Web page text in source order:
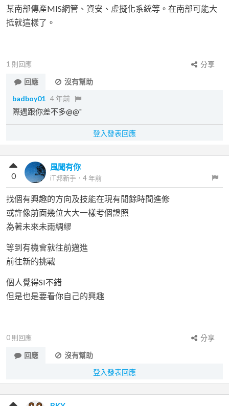
某南部傳產MIS網管、資安、虛擬化系統等。在南部可能大
抵就這樣了。
1 則回應
分享
回應
沒有幫助
badboy01 4 年前
際遇跟你差不多@@"
登入發表回應
風聞有你
iT邦新手 ． 4 年前
0
找個有興趣的方向及技能在現有閒餘時間進修
或許像前面幾位大大一樣考個證照
為著未來未雨綢繆
等到有機會就往前邁進
前往新的挑戰
個人覺得SI不錯
但是也是要看你自己的興趣
0 則回應
分享
回應
沒有幫助
登入發表回應